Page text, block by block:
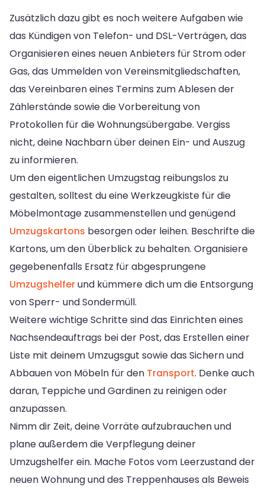
Zusätzlich dazu gibt es noch weitere Aufgaben wie
das Kündigen von Telefon- und DSL-Verträgen, das
Organisieren eines neuen Anbieters für Strom oder
Gas, das Ummelden von Vereinsmitgliedschaften,
das Vereinbaren eines Termins zum Ablesen der
Zählerstände sowie die Vorbereitung von
Protokollen für die Wohnungsübergabe. Vergiss
nicht, deine Nachbarn über deinen Ein- und Auszug
zu informieren.
Um den eigentlichen Umzugstag reibungslos zu
gestalten, solltest du eine Werkzeugkiste für die
Möbelmontage zusammenstellen und genügend
Umzugskartons besorgen oder leihen. Beschrifte die
Kartons, um den Überblick zu behalten. Organisiere
gegebenenfalls Ersatz für abgesprungene
Umzugshelferund kümmere dich um die Entsorgung
von Sperr- und Sondermüll.
Weitere wichtige Schritte sind das Einrichten eines
Nachsendeauftrags bei der Post, das Erstellen einer
Liste mit deinem Umzugsgut sowie das Sichern und
Abbauen von Möbeln für den Transport. Denke auch
daran, Teppiche und Gardinen zu reinigen oder
anzupassen.
Nimm dir Zeit, deine Vorräte aufzubrauchen und
plane außerdem die Verpflegung deiner
Umzugshelfer ein. Mache Fotos vom Leerzustand der
neuen Wohnung und des Treppenhauses als Beweis